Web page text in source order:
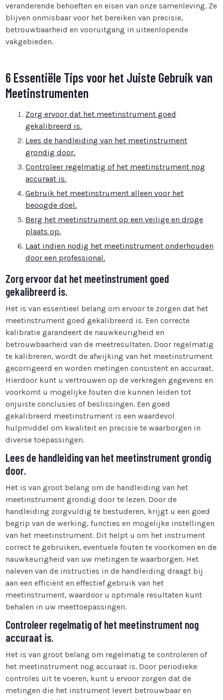
veranderende behoeften en eisen van onze samenleving. Ze
blijven onmisbaar voor het bereiken van precisie,
betrouwbaarheid en vooruitgang in uiteenlopende
vakgebieden.
6 Essentiële Tips voor het Juiste Gebruik van
Meetinstrumenten
Zorg ervoor dat het meetinstrument goed
gekalibreerd is.
Lees de handleiding van het meetinstrument
grondig door.
Controleer regelmatig of het meetinstrument nog
accuraat is.
Gebruik het meetinstrument alleen voor het
beoogde doel.
Berg het meetinstrument op een veilige en droge
plaats op.
Laat indien nodig het meetinstrument onderhouden
door een professional.
Zorg ervoor dat het meetinstrument goed
gekalibreerd is.
Het is van essentieel belang om ervoor te zorgen dat het
meetinstrument goed gekalibreerd is. Een correcte
kalibratie garandeert de nauwkeurigheid en
betrouwbaarheid van de meetresultaten. Door regelmatig
te kalibreren, wordt de afwijking van het meetinstrument
gecorrigeerd en worden metingen consistent en accuraat.
Hierdoor kunt u vertrouwen op de verkregen gegevens en
voorkomt u mogelijke fouten die kunnen leiden tot
onjuiste conclusies of beslissingen. Een goed
gekalibreerd meetinstrument is een waardevol
hulpmiddel om kwaliteit en precisie te waarborgen in
diverse toepassingen.
Lees de handleiding van het meetinstrument grondig
door.
Het is van groot belang om de handleiding van het
meetinstrument grondig door te lezen. Door de
handleiding zorgvuldig te bestuderen, krijgt u een goed
begrip van de werking, functies en mogelijke instellingen
van het meetinstrument. Dit helpt u om het instrument
correct te gebruiken, eventuele fouten te voorkomen en de
nauwkeurigheid van uw metingen te waarborgen. Het
naleven van de instructies in de handleiding draagt bij
aan een efficiënt en effectief gebruik van het
meetinstrument, waardoor u optimale resultaten kunt
behalen in uw meettoepassingen.
Controleer regelmatig of het meetinstrument nog
accuraat is.
Het is van groot belang om regelmatig te controleren of
het meetinstrument nog accuraat is. Door periodieke
controles uit te voeren, kunt u ervoor zorgen dat de
metingen die het instrument levert betrouwbaar en